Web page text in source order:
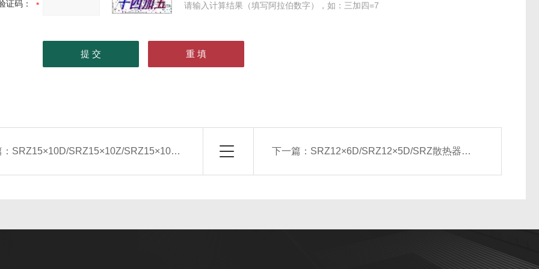
证码： 请输入计算结果（填写阿拉伯数字），如：三加四=7
SRZ15×10D/SRZ15×10Z/SRZ15×10X散热器，空气 下一篇： SRZ12×6D/SRZ12×5D/SRZ散热器，空气加热器